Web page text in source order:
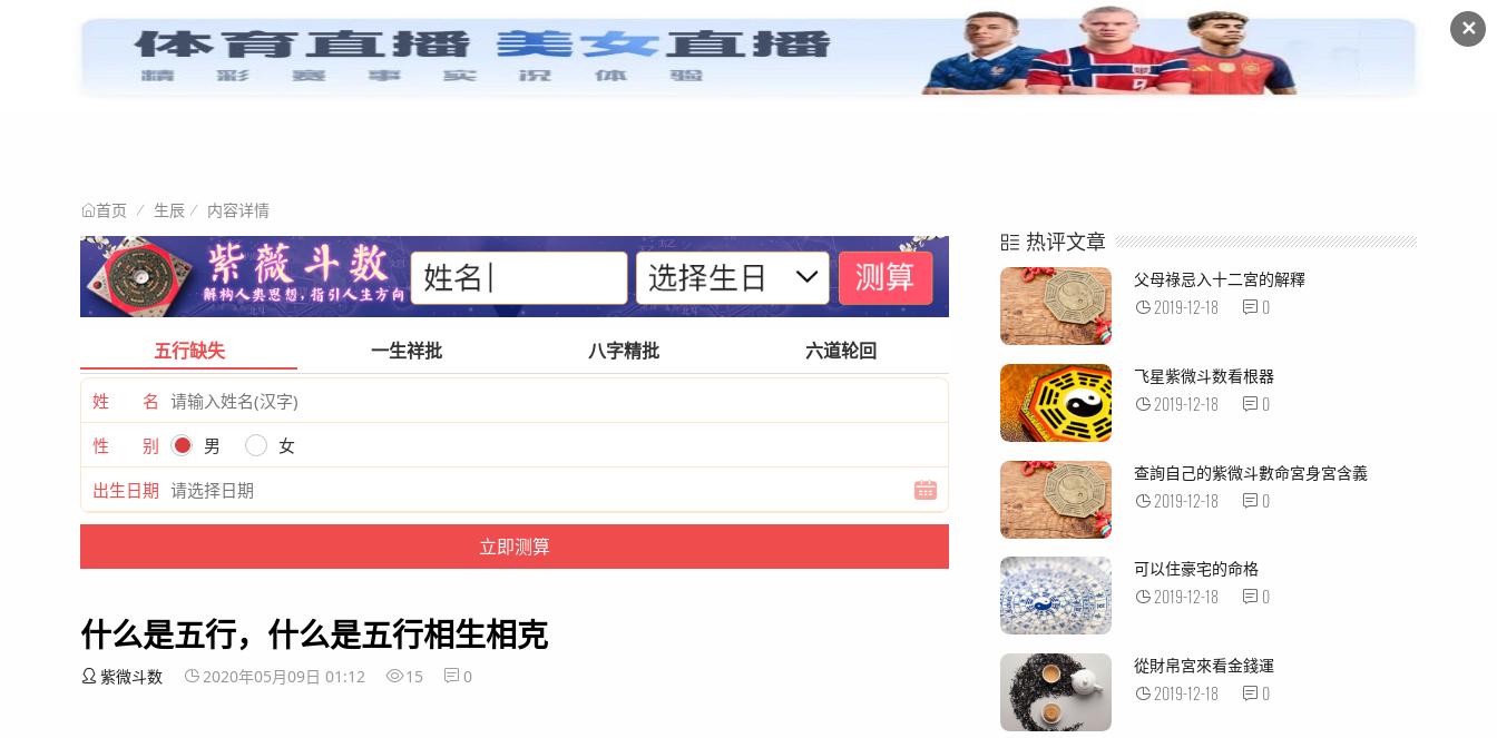
✕
首页 星情阐述 紫微基础 宫位体系 四化诀窍 格局玄奥 命例解析 紫微杂谈
首页 生辰 内容详情
五行缺失 一生祥批 八字精批 六道轮回
姓 名
性 别
男
女
出生日期
什么是五行，什么是五行相生相克
紫微斗数 2020年05月09日 01:12 15 0
热评文章
父母祿忌入十二宮的解釋
2019-12-18 0
飞星紫微斗数看根器
2019-12-18 0
查詢自己的紫微斗數命宮身宮含義
2019-12-18 0
可以住豪宅的命格
2019-12-18 0
從財帛宮來看金錢運
2019-12-18 0